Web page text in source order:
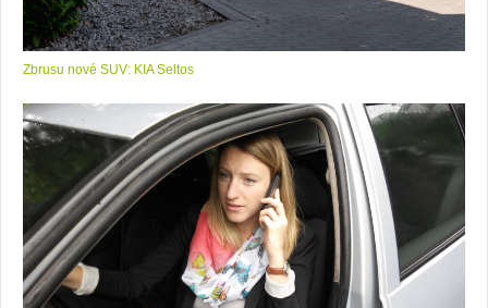
Zbrusu nové SUV: KIA Seltos